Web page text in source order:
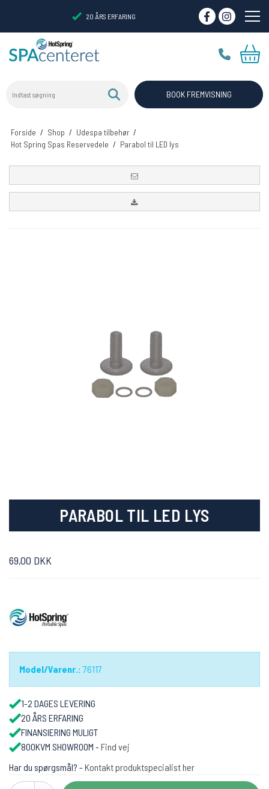
20 ÅRS ERFARING
VIRTUELT SHOWROOM
BOOK FREMVISNING
Forside / Shop / Udespa tilbehør /
Hot Spring Spas Reservedele / Parabol til LED lys
PARABOL TIL LED LYS
69,00 DKK
Model/Varenr.: 76117
1-2 DAGES LEVERING
20 ÅRS ERFARING
FINANSIERING MULIGT
800KVM SHOWROOM - Find vej
Har du spørgsmål? - Kontakt produktspecialist her